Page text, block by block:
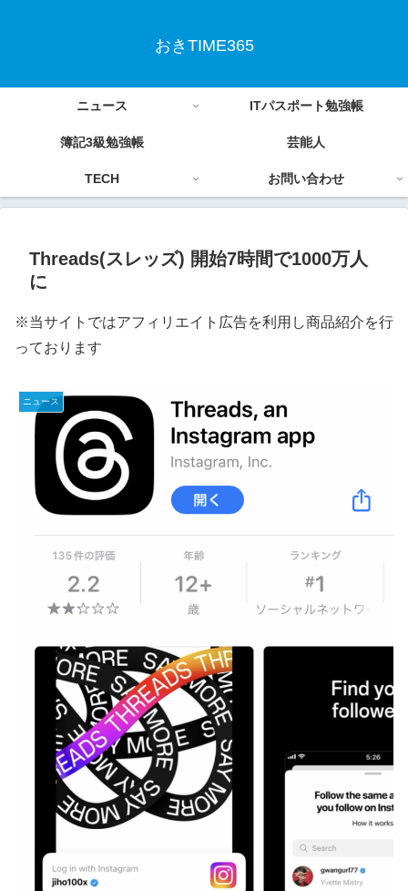
おきTIME365
ニュース ITパスポート勉強帳
簿記3級勉強帳 芸能人
TECH お問い合わせ
Threads(スレッズ) 開始7時間で1000万人
に
※当サイトではアフィリエイト広告を利用し商品紹介を行
っております
ニュース